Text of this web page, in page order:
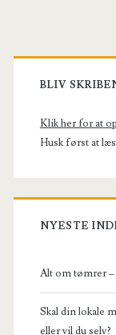
BLIV
Klik her for at
Husk først at
NYESTE
Alt om tømrer –
Skal din lokale
eller vil du selv?